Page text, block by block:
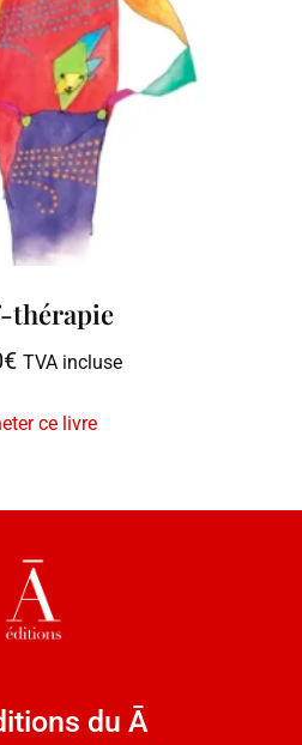
thérapie
€ TVA incluse
ce livre
du Ā